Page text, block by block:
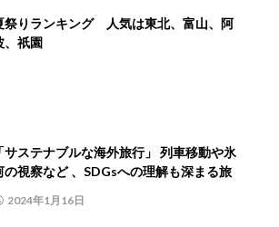
祭りランキング 人気は東北、富山、阿
、祇園
「サステナブルな海外旅行」 列車移動や氷
の視察など 、SDGsへの理解も深まる旅
2024年1月16日